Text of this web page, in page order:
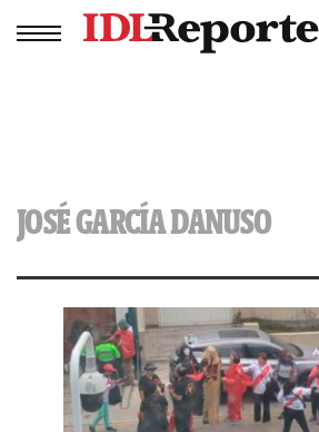
JOSÉ GARCÍA DANUSO